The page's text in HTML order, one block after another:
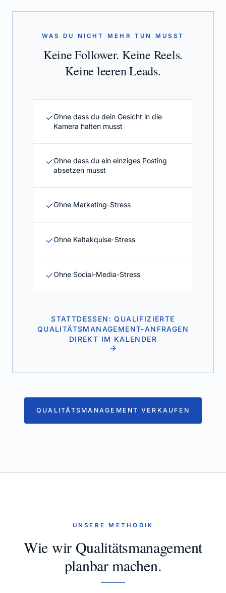
WAS DU NICHT MEHR TUN MUSST
Keine Follower. Keine Reels.
Keine leeren Leads.
Ohne dass du dein Gesicht in die
Kamera halten musst
Ohne dass du ein einziges Posting
absetzen musst
Ohne Marketing-Stress
Ohne Kaltakquise-Stress
Ohne Social-Media-Stress
STATTDESSEN: QUALIFIZIERTE
QUALITÄTSMANAGEMENT-ANFRAGEN
DIREKT IM KALENDER
QUALITÄTSMANAGEMENT VERKAUFEN
UNSERE METHODIK
Wie wir Qualitätsmanagement
planbar machen.